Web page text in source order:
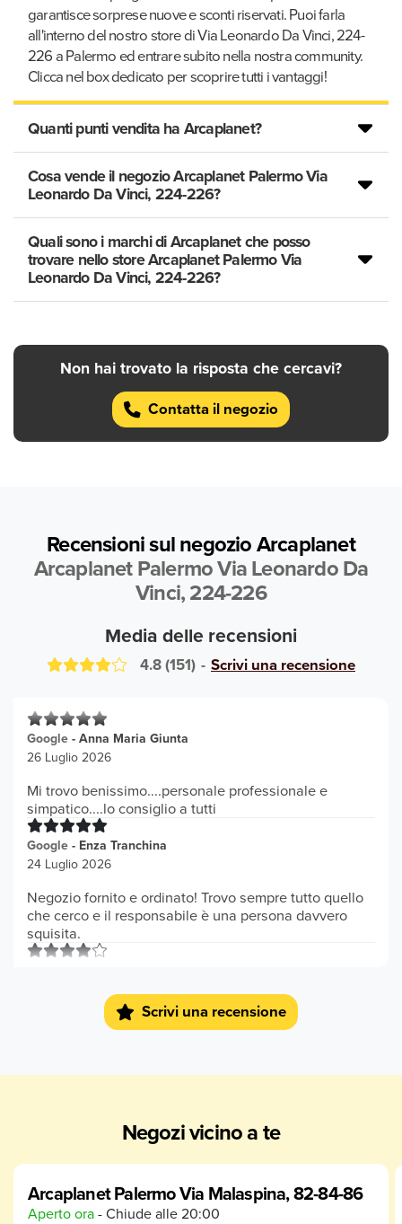
garantisce sorprese nuove e sconti riservati. Puoi farla
all'interno del nostro store di Via Leonardo Da Vinci, 224-
226 a Palermo ed entrare subito nella nostra community.
Clicca nel box dedicato per scoprire tutti i vantaggi!
Quanti punti vendita ha Arcaplanet?
Cosa vende il negozio Arcaplanet Palermo Via
Leonardo Da Vinci, 224-226?
Quali sono i marchi di Arcaplanet che posso
trovare nello store Arcaplanet Palermo Via
Leonardo Da Vinci, 224-226?
Non hai trovato la risposta che cercavi?
Contatta il negozio
Recensioni sul negozio Arcaplanet
Arcaplanet Palermo Via Leonardo Da
Vinci, 224-226
Media delle recensioni
4.8(151) - Scrivi una recensione
Google - Anna Maria Giunta
26 Luglio 2026
Mi trovo benissimo....personale professionale e
simpatico....lo consiglio a tutti
Google - Enza Tranchina
24 Luglio 2026
Negozio fornito e ordinato! Trovo sempre tutto quello
che cerco e il responsabile è una persona davvero
squisita.
Ben fornito come tutti gli altri negozi della catena.
concorrenziali con le offerte
Negozio fornito e personale eccezionale!! Sono
cliente da primo giorno e i ragazzi sono favolosi.
Meriterebbero 10 stelle
Scrivi una recensione
Negozi vicino a te
Arcaplanet Palermo Via Malaspina, 82-84-86
Aperto ora- Chiude alle20:00